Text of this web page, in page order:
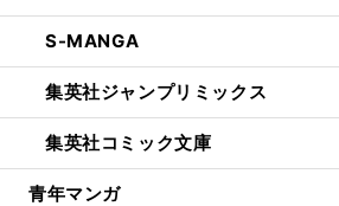
S-MANGA
集英社ジャンプリミックス
集英社コミック文庫
青年マンガ